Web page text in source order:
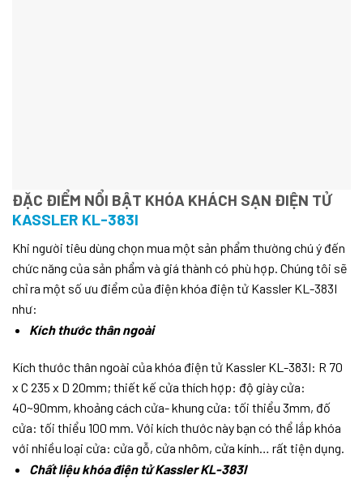
ĐẶC ĐIỂM NỔI BẬT KHÓA KHÁCH SẠN ĐIỆN TỬ
KASSLER KL-383I
Khi người tiêu dùng chọn mua một sản phẩm thường chú ý đến
chức năng của sản phẩm và giá thành có phù hợp. Chúng tôi sẽ
chỉ ra một số ưu điểm của điện khóa điện tử Kassler KL-383I
như:
Kích thước thân ngoài
Kích thước thân ngoài của khóa điện tử Kassler KL-383I: R 70
x C 235 x D 20mm; thiết kế cửa thích hợp: độ giày cửa:
40~90mm, khoảng cách cửa- khung cửa: tối thiểu 3mm, đố
cửa: tối thiểu 100 mm. Với kích thước này bạn có thể lắp khóa
với nhiều loại cửa: cửa gỗ, cửa nhôm, cửa kính… rất tiện dụng.
Chất liệu khóa điện tử Kassler KL-383I